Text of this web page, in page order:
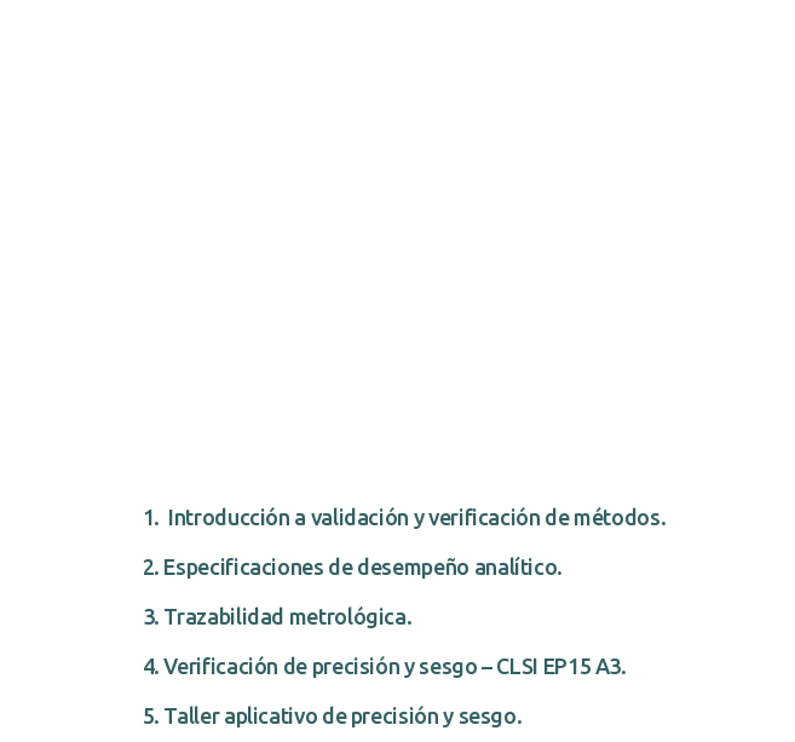
Introducción a validación y verificación de métodos.
Especificaciones de desempeño analítico.
Trazabilidad metrológica.
Verificación de precisión y sesgo – CLSI EP15 A3.
Taller aplicativo de precisión y sesgo.